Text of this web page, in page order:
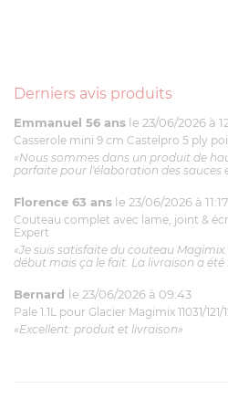
Derniers avis produits
Emmanuel 56 ans le 23/06/2026 à
Casserole mini 9 cm Castelpro 5 ply
«Nous sommes dans un produit de
parfaite pour l'élaboration des sauces
Florence 63 ans le 23/06/2026 à 11:17
Couteau complet avec lame, joint &
Expert
«Je suis satisfaite du couteau
début mais ça le fait. La livraison a été
Bernard le 23/06/2026 à 09:43
Pale 1.1L pour Glacier Magimix 11031/121/
«Excellent: produit et livraison»